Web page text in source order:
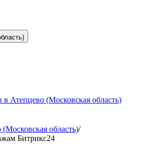
в Атепцево (Московская область)
область)/
Битрикс24